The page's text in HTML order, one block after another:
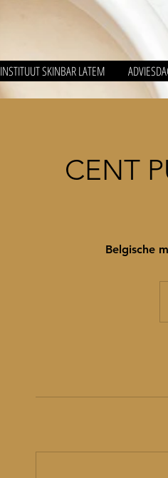
INSTITUUT SKINBAR LATEM
CENT